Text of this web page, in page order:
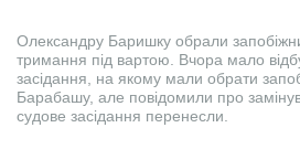
Олександру Баришку обрали
тримання під вартою. Вчора мало
засідання, на якому мали обрати
Барабашу, але повідомили про
судове засідання перенесли.